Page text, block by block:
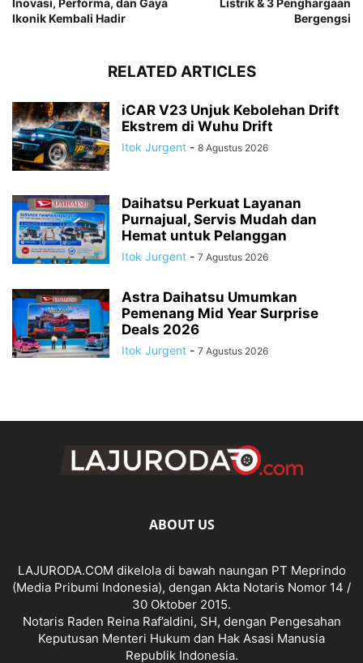
Ikonik Kembali Hadir
Bergengsi
RELATED ARTICLES
iCAR V23 Unjuk Kebolehan Drift
Ekstrem di Wuhu Drift
Itok Jurgent - 8 Agustus 2026
Daihatsu Perkuat Layanan
Purnajual, Servis Mudah dan
Hemat untuk Pelanggan
Itok Jurgent - 7 Agustus 2026
Astra Daihatsu Umumkan
Pemenang Mid Year Surprise
Deals 2026
Itok Jurgent - 7 Agustus 2026
ABOUT US
LAJURODA.COM dikelola di bawah naungan PT Meprindo
(Media Pribumi Indonesia), dengan Akta Notaris Nomor 14 /
30 Oktober 2015.
Notaris Raden Reina Raf’aldini, SH, dengan Pengesahan
Keputusan Menteri Hukum dan Hak Asasi Manusia
Republik Indonesia.